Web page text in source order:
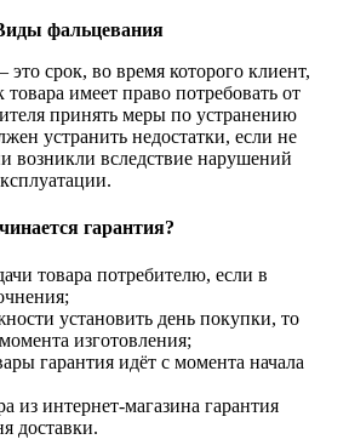
фальцевания
срок, во время которого клиент,
имеет право потребовать от
принять меры по устранению
устранить недостатки, если не
возникли вследствие нарушений
гарантия?
товара потребителю, если в
установить день покупки, то
изготовления;
гарантия идёт с момента начала
из интернет-магазина гарантия
доставки.